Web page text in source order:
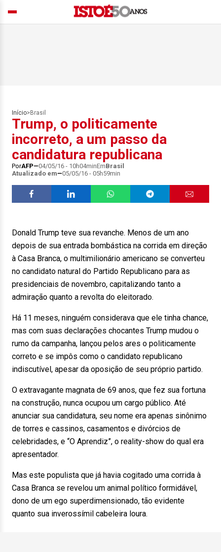
Início> Brasil
Trump, o politicamente
incorreto, a um passo da
candidatura republicana
PorAFP 04/05/16 - 10h04minEmBrasil
Atualizado em
05/05/16 - 05h59min
Donald Trump teve sua revanche. Menos de um ano
depois de sua entrada bombástica na corrida em direção
à Casa Branca, o multimilionário americano se converteu
no candidato natural do Partido Republicano para as
presidenciais de novembro, capitalizando tanto a
admiração quanto a revolta do eleitorado.
Há 11 meses, ninguém considerava que ele tinha chance,
mas com suas declarações chocantes Trump mudou o
rumo da campanha, lançou pelos ares o politicamente
correto e se impôs como o candidato republicano
indiscutível, apesar da oposição de seu próprio partido.
O extravagante magnata de 69 anos, que fez sua fortuna
na construção, nunca ocupou um cargo público. Até
anunciar sua candidatura, seu nome era apenas sinônimo
de torres e cassinos, casamentos e divórcios de
celebridades, e “O Aprendiz”, o reality-show do qual era
apresentador.
Mas este populista que já havia cogitado uma corrida à
Casa Branca se revelou um animal político formidável,
dono de um ego superdimensionado, tão evidente
quanto sua inverossímil cabeleira loura.